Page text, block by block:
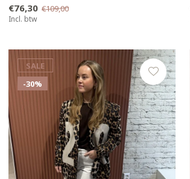
€76,30 €109,00
Incl. btw
SALE
-30%